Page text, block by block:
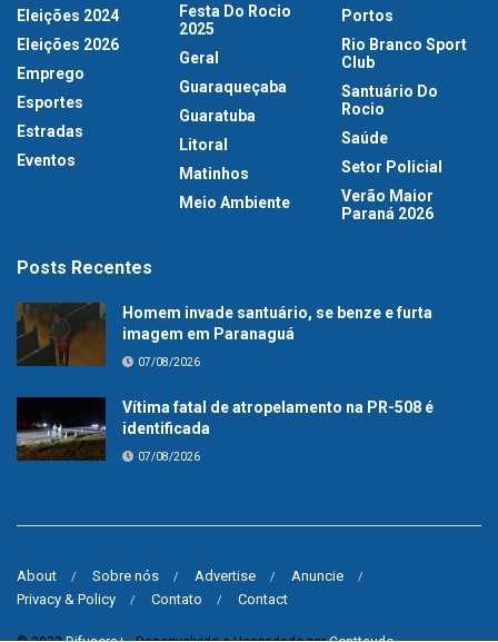
Eleições 2024
Eleições 2026
Emprego
Esportes
Estradas
Eventos
Festa Do Rocio
2025
Geral
Guaraqueçaba
Guaratuba
Litoral
Matinhos
Meio Ambiente
Portos
Rio Branco Sport
Club
Santuário Do
Rocio
Saúde
Setor Policial
Verão Maior
Paraná 2026
Posts Recentes
Homem invade santuário, se benze e furta
imagem em Paranaguá
07/08/2026
Vítima fatal de atropelamento na PR-508 é
identificada
07/08/2026
About Sobre nós Advertise
Anuncie
Privacy & Policy
Contato Contact